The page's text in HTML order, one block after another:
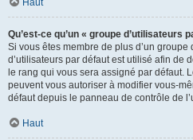
Haut
Qu’est-ce qu’un « groupe d’utilisateurs
Si vous êtes membre de plus d’un groupe
d’utilisateurs par défaut est utilisé afin de
le rang qui vous sera assigné par défaut.
peuvent vous autoriser à modifier vous-
défaut depuis le panneau de contrôle de
Haut